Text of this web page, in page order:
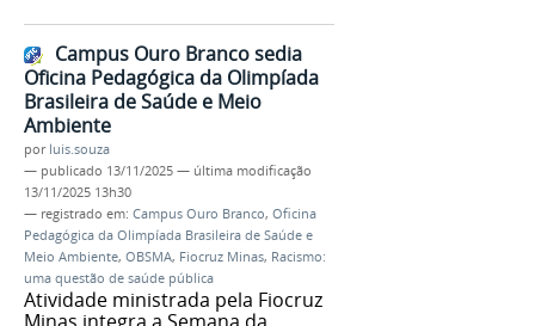
Campus Ouro Branco sedia
Oficina Pedagógica da Olimpíada
Brasileira de Saúde e Meio
Ambiente
por luis.souza
— publicado 13/11/2025 — última modificação
13/11/2025 13h30
— registrado em: Campus Ouro Branco, Oficina
Pedagógica da Olimpíada Brasileira de Saúde e
Meio Ambiente, OBSMA, Fiocruz Minas, Racismo:
uma questão de saúde pública
Atividade ministrada pela Fiocruz